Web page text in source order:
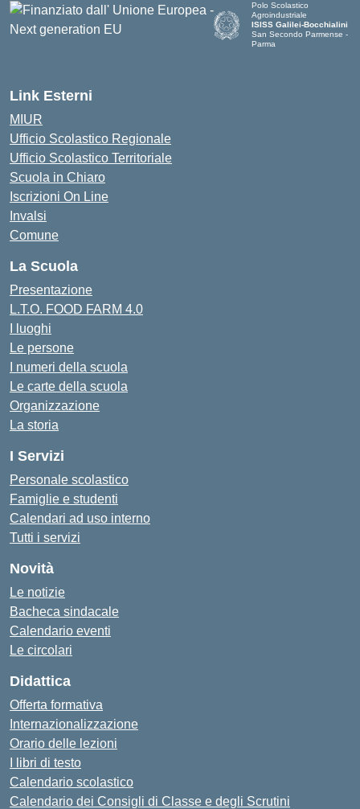
Polo Scolastico
Agroindustriale
ISISS Galilei-Bocchialini
San Secondo Parmense -
Parma
Link Esterni
MIUR
Ufficio Scolastico Regionale
Ufficio Scolastico Territoriale
Scuola in Chiaro
Iscrizioni On Line
Invalsi
Comune
La Scuola
Presentazione
L.T.O. FOOD FARM 4.0
I luoghi
Le persone
I numeri della scuola
Le carte della scuola
Organizzazione
La storia
I Servizi
Personale scolastico
Famiglie e studenti
Calendari ad uso interno
Tutti i servizi
Novità
Le notizie
Bacheca sindacale
Calendario eventi
Le circolari
Didattica
Offerta formativa
Internazionalizzazione
Orario delle lezioni
I libri di testo
Calendario scolastico
Calendario dei Consigli di Classe e degli Scrutini